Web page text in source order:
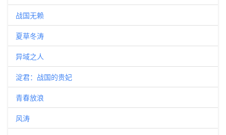
战国无赖
夏草冬涛
异域之人
淀君：战国的贵妃
青春放浪
风涛